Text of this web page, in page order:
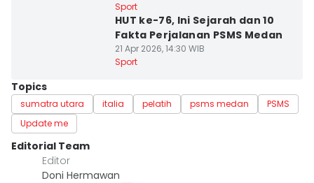
Sport
HUT ke-76, Ini Sejarah dan 10
Fakta Perjalanan PSMS Medan
21 Apr 2026, 14:30 WIB
Sport
Topics
sumatra utara italia pelatih psms medan
PSMS
Update me
Editorial Team
Editor
Doni Hermawan